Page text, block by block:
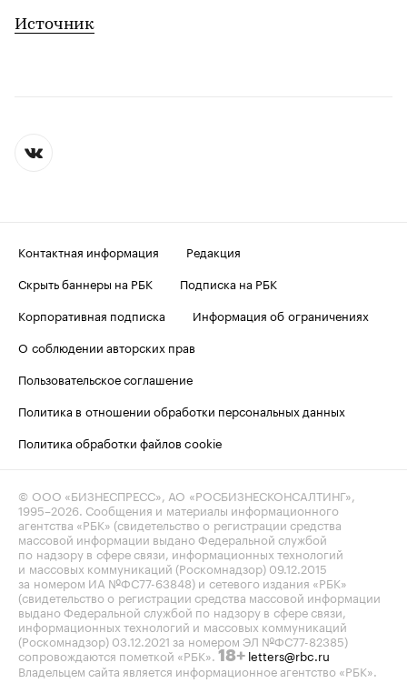
Источник
Контактная информация
Редакция
Скрыть баннеры на РБК
Подписка на РБК
Корпоративная подписка
Информация об ограничениях
О соблюдении авторских прав
Пользовательское соглашение
Политика в отношении обработки персональных данных
Политика обработки файлов cookie
© ООО «БИЗНЕСПРЕСС», АО «РОСБИЗНЕСКОНСАЛТИНГ»,
1995–2026 . Сообщения и материалы информационного
агентства «РБК» (свидетельство о регистрации средства
массовой информации выдано Федеральной службой
по надзору в сфере связи, информационных технологий
и массовых коммуникаций (Роскомнадзор) 09.12.2015
за номером ИА №ФС77-63848) и сетевого издания «РБК»
(свидетельство о регистрации средства массовой информации
выдано Федеральной службой по надзору в сфере связи,
информационных технологий и массовых коммуникаций
(Роскомнадзор) 03.12.2021 за номером ЭЛ №ФС77-82385)
сопровождаются пометкой «РБК». 18+ letters@rbc.ru
Владельцем сайта является информационное агентство «РБК».